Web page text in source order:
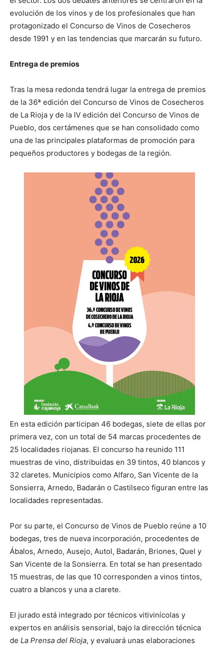
evolución de los vinos y de los profesionales que han
protagonizado el Concurso de Vinos de Cosecheros
desde 1991 y en las tendencias que marcarán su futuro.
Entrega de premios
Tras la mesa redonda tendrá lugar la entrega de premios
de la 36ª edición del Concurso de Vinos de Cosecheros
de La Rioja y de la IV edición del Concurso de Vinos de
Pueblo, dos certámenes que se han consolidado como
una de las principales plataformas de promoción para
pequeños productores y bodegas de la región.
En esta edición participan 46 bodegas, siete de ellas por
primera vez, con un total de 54 marcas procedentes de
25 localidades riojanas. El concurso ha reunido 111
muestras de vino, distribuidas en 39 tintos, 40 blancos y
32 claretes. Municipios como Alfaro, San Vicente de la
Sonsierra, Arnedo, Badarán o Castilseco figuran entre las
localidades representadas.
Por su parte, el Concurso de Vinos de Pueblo reúne a 10
bodegas, tres de nueva incorporación, procedentes de
Ábalos, Arnedo, Ausejo, Autol, Badarán, Briones, Quel y
San Vicente de la Sonsierra. En total se han presentado
15 muestras, de las que 10 corresponden a vinos tintos,
cuatro a blancos y una a clarete.
El jurado está integrado por técnicos vitivinícolas y
expertos en análisis sensorial, bajo la dirección técnica
de La Prensa del Rioja, y evaluará unas elaboraciones